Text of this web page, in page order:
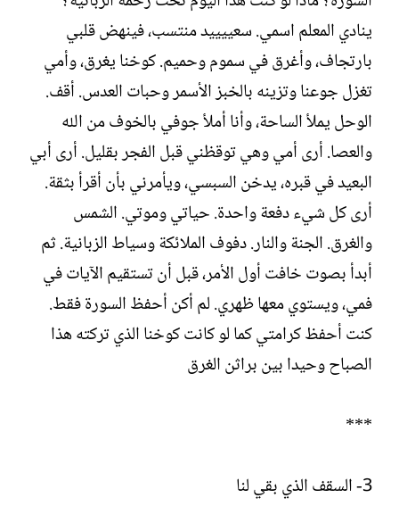
ينادي المعلم اسمي. سعييييد منتسب، فينهض قلبي
بارتجاف، وأغرق في سموم وحميم. كوخنا يغرق، وأمي
تغزل جوعنا وتزينه بالخبز الأسمر وحبات العدس. أقف.
الوحل يملأ الساحة، وأنا أملأ جوفي بالخوف من الله
والعصا. أرى أمي وهي توقظني قبل الفجر بقليل. أرى أبي
البعيد في قبره، يدخن السبسي، ويأمرني بأن أقرأ بثقة.
أرى كل شيء دفعة واحدة. حياتي وموتي. الشمس
والغرق. الجنة والنار. دفوف الملائكة وسياط الزبانية. ثم
أبدأ بصوت خافت أول الأمر، قبل أن تستقيم الآيات في
فمي، ويستوي معها ظهري. لم أكن أحفظ السورة فقط.
كنت أحفظ كرامتي كما لو كانت كوخنا الذي تركته هذا
الصباح وحيدا بين براثن الغرق
***
3- السقف الذي بقي لنا